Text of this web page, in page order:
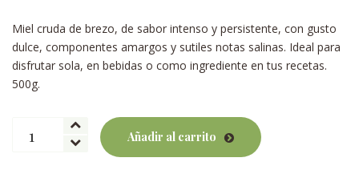
Miel cruda de brezo, de sabor intenso y persistente, con gusto
dulce, componentes amargos y sutiles notas salinas. Ideal para
disfrutar sola, en bebidas o como ingrediente en tus recetas.
500g.
cruda
Añadir al carrito